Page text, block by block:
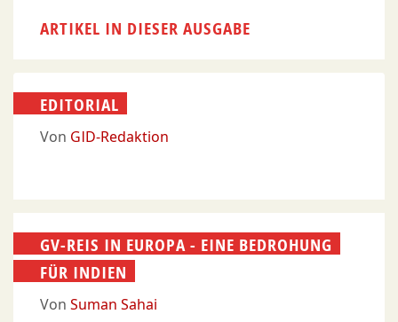
ARTIKEL IN DIESER AUSGABE
EDITORIAL
Von GID-Redaktion
GV-REIS IN EUROPA - EINE BEDROHUNG
FÜR INDIEN
Von Suman Sahai